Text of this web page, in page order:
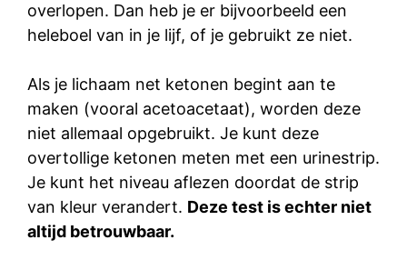
overlopen. Dan heb je er bijvoorbeeld een
heleboel van in je lijf, of je gebruikt ze niet.
Als je lichaam net ketonen begint aan te
maken (vooral acetoacetaat), worden deze
niet allemaal opgebruikt. Je kunt deze
overtollige ketonen meten met een urinestrip.
Je kunt het niveau aflezen doordat de strip
van kleur verandert. Deze test is echter niet
altijd betrouwbaar.